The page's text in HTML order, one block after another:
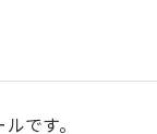
です。